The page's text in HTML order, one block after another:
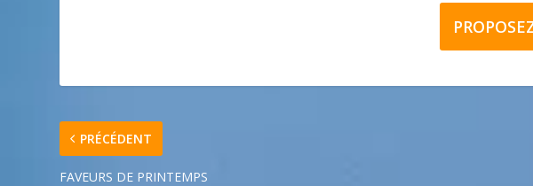
PRÉCÉDENT
FAVEURS DE PRINTEMPS